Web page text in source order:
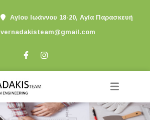
Αγίου Ιωάννου 18-20, Αγία Παρασκευή
vernadakisteam@gmail.com